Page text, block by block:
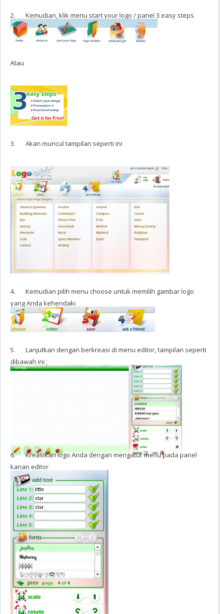
2. Kemudian, klik menu start your logo / panel 3 easy steps
Atau
3. Akan muncul tampilan seperti ini
4. Kemudian pilih menu choose untuk memilih gambar logo
yang Anda kehendaki
5. Lanjutkan dengan berkreasi di menu editor, tampilan seperti
dibawah ini ;
6. Kreasikan logo Anda dengan mengatur menu pada panel
kanan editor